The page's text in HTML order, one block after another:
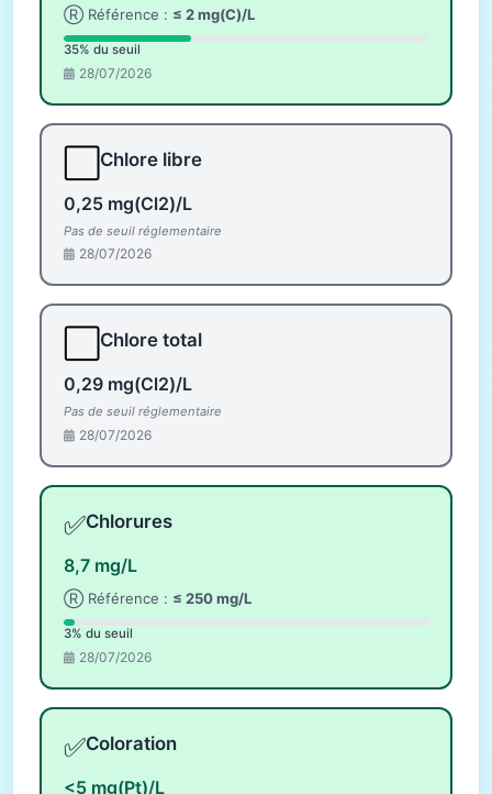
Ⓡ Référence : ≤ 2 mg(C)/L
35% du seuil
28/07/2026
Chlore libre
0,25 mg(Cl2)/L
Pas de seuil réglementaire
28/07/2026
Chlore total
0,29 mg(Cl2)/L
Pas de seuil réglementaire
28/07/2026
✅Chlorures
8,7 mg/L
Ⓡ Référence : ≤ 250 mg/L
3% du seuil
28/07/2026
✅Coloration
<5 mg(Pt)/L